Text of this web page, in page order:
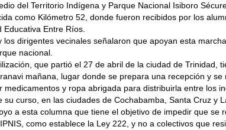
del Territorio Indígena y Parque Nacional Isiboro
como Kilómetro 52, donde fueron recibidos por los
Educativa Entre Ríos.
los dirigentes vecinales señalaron que apoyan esta
nacional.
que partió el 27 de abril de la ciudad de Trinidad,
mañana, lugar donde se prepara una recepción y se
medicamentos y ropa abrigada para distribuirla entre los
su curso, en las ciudades de Cochabamba, Santa Cruz y
a esta columna que tiene el objetivo de impedir que se
como establece la Ley 222, y no a colectivos que